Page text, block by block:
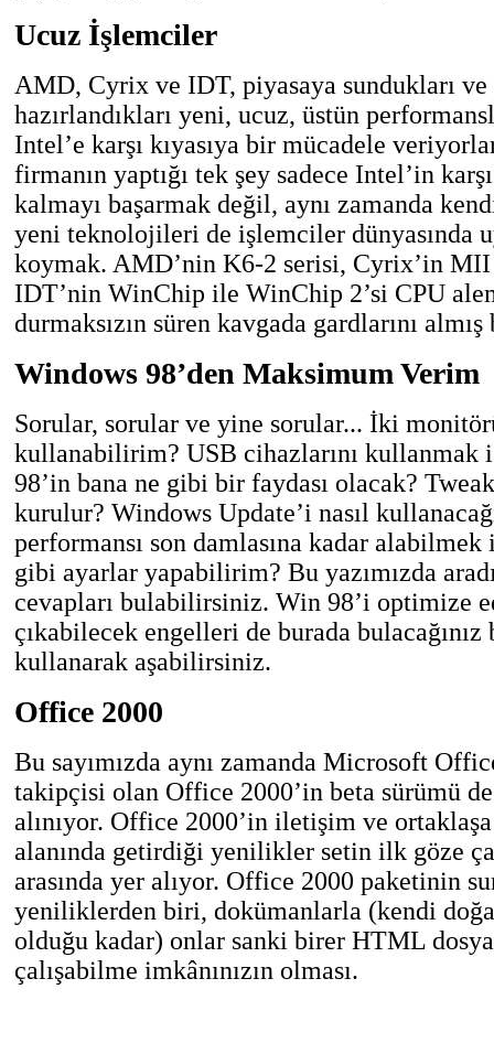
Ucuz İşlemciler
AMD, Cyrix ve IDT, piyasaya sundukları ve
hazırlandıkları yeni, ucuz, üstün
Intel’e karşı kıyasıya bir mücadele
firmanın yaptığı tek şey sadece Intel’in
kalmayı başarmak değil, aynı zamanda
yeni teknolojileri de işlemciler dünyasında
koymak. AMD’nin K6-2 serisi, Cyrix’in
IDT’nin WinChip ile WinChip 2’si CPU
durmaksızın süren kavgada gardlarını
Windows 98’den Maksimum Verim
Sorular, sorular ve yine sorular... İki
kullanabilirim? USB cihazlarını kullanmak
98’in bana ne gibi bir faydası olacak?
kurulur? Windows Update’i nasıl
performansı son damlasına kadar alabilmek
gibi ayarlar yapabilirim? Bu yazımızda
cevapları bulabilirsiniz. Win 98’i optimize
çıkabilecek engelleri de burada
kullanarak aşabilirsiniz.
Office 2000
Bu sayımızda aynı zamanda Microsoft
takipçisi olan Office 2000’in beta sürümü
alınıyor. Office 2000’in iletişim ve ortaklaşa
alanında getirdiği yenilikler setin ilk göze
arasında yer alıyor. Office 2000 paketinin
yeniliklerden biri, dokümanlarla (kendi
olduğu kadar) onlar sanki birer HTML
çalışabilme imkânınızın olması.